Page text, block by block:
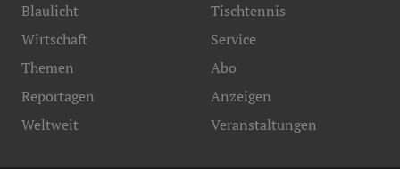
Blaulicht
Tischtennis
Wirtschaft
Themen
Reportagen
Weltweit
Service
Abo
Anzeigen
Veranstaltungen